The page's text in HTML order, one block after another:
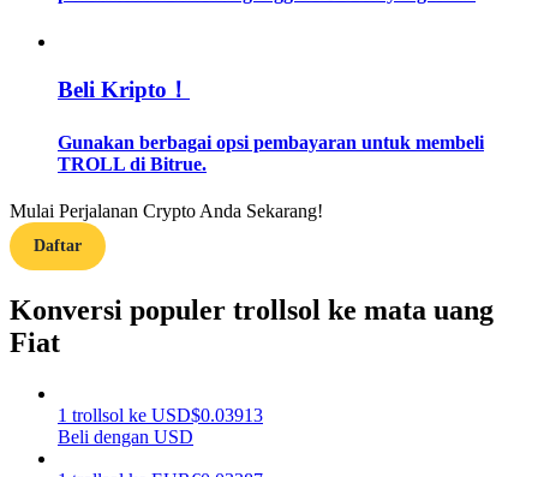
Strategi perdagangan
Pelajari cara untuk tetap menghasilkan keuntungan
Menghasilkan
Beli Kripto！
Gunakan berbagai opsi pembayaran untuk membeli
TROLL di Bitrue.
Mulai Perjalanan Crypto Anda Sekarang!
Daftar
Konversi populer trollsol ke mata uang
Fiat
1 trollsol ke USD$0.03913
Beli dengan USD